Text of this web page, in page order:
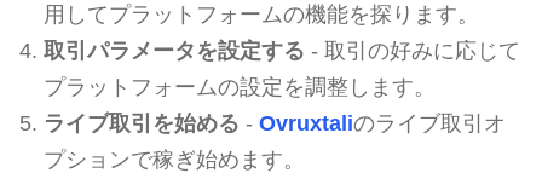
用してプラットフォームの機能を探ります。
取引パラメータを設定する - 取引の好みに応じて
プラットフォームの設定を調整します。
ライブ取引を始める - Ovruxtaliのライブ取引オ
プションで稼ぎ始めます。